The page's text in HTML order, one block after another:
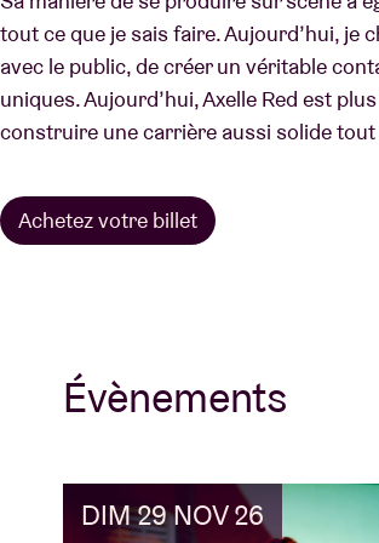
tout ce que je sais faire. Aujourd’hui, je
avec le public, de créer un véritable
uniques. Aujourd’hui, Axelle Red est
construire une carrière aussi solide
Achetez votre billet
Évènements
DIM 29 NOV 26